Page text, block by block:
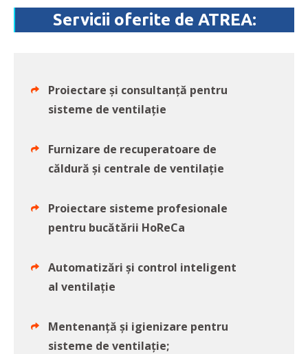
Servicii oferite de ATREA:
Proiectare și consultanță pentru
sisteme de ventilație
Furnizare de recuperatoare de
căldură și centrale de ventilație
Proiectare sisteme profesionale
pentru bucătării HoReCa
Automatizări și control inteligent
al ventilație
Mentenanță și igienizare pentru
sisteme de ventilație;